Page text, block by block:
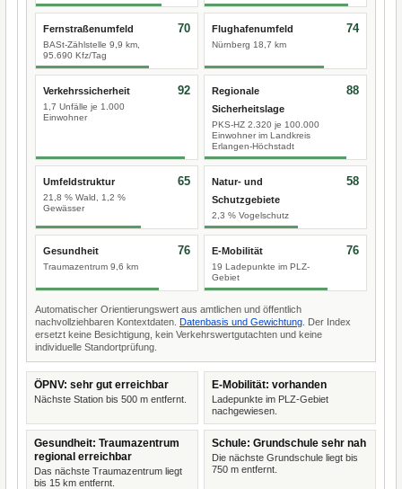
Fernstraßenumfeld
BASt-Zählstelle 9,9 km,
95.690 Kfz/Tag
70 Flughafenumfeld
Nürnberg 18,7 km
74
Verkehrssicherheit
1,7 Unfälle je 1.000
Einwohner
92
Regionale
Sicherheitslage
PKS-HZ 2.320 je 100.000
Einwohner im Landkreis
Erlangen-Höchstadt
88
Umfeldstruktur
21,8 % Wald, 1,2 %
Gewässer
65
Natur- und
Schutzgebiete
2,3 % Vogelschutz
58
Gesundheit
Traumazentrum 9,6 km
76 E-Mobilität
19 Ladepunkte im PLZ-
Gebiet
76
Automatischer Orientierungswert aus amtlichen und öffentlich
nachvollziehbaren Kontextdaten. Datenbasis und Gewichtung . Der Index
ersetzt keine Besichtigung, kein Verkehrswertgutachten und keine
individuelle Standortprüfung.
ÖPNV: sehr gut erreichbar
Nächste Station bis 500 m entfernt.
E-Mobilität: vorhanden
Ladepunkte im PLZ-Gebiet
nachgewiesen.
Gesundheit: Traumazentrum
regional erreichbar
Das nächste Traumazentrum liegt
bis 15 km entfernt.
Schule: Grundschule sehr nah
Die nächste Grundschule liegt bis
750 m entfernt.